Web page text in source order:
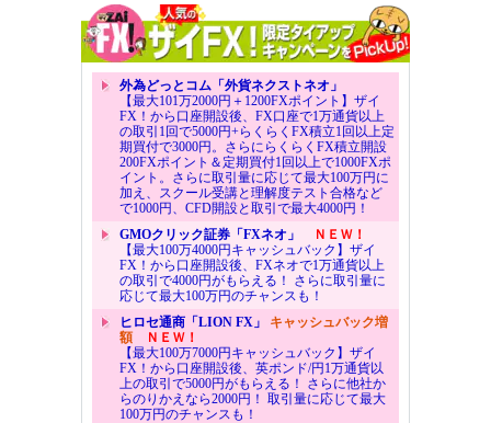
外為どっとコム「外貨ネクストネオ」
【最大101万2000円＋1200FXポイント】ザイ
FX！から口座開設後、FX口座で1万通貨以上
の取引1回で5000円+らくらくFX積立1回以上定
期買付で3000円。さらにらくらくFX積立開設
200FXポイント＆定期買付1回以上で1000FXポ
イント。さらに取引量に応じて最大100万円に
加え、スクール受講と理解度テスト合格など
で1000円、CFD開設と取引で最大4000円！
GMOクリック証券「FXネオ」
ＮＥＷ！
【最大100万4000円キャッシュバック】ザイ
FX！から口座開設後、FXネオで1万通貨以上
の取引で4000円がもらえる！ さらに取引量に
応じて最大100万円のチャンスも！
ヒロセ通商「LION FX」 キャッシュバック増
額ＮＥＷ！
【最大100万7000円キャッシュバック】ザイ
FX！から口座開設後、英ポンド/円1万通貨以
上の取引で5000円がもらえる！ さらに他社か
らのりかえなら2000円！ 取引量に応じて最大
100万円のチャンスも！